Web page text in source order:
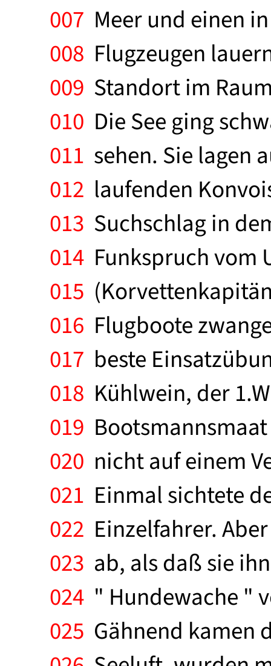
007 Meer und einen
008 Flugzeugen
009 Standort im
010 Die See ging
011 sehen. Sie lagen
012 laufenden
013 Suchschlag in
014 Funkspruch vom
015
016 Flugboote
017 beste
018 Kühlwein, der
019
020 nicht auf einem
021 Einmal sichtete
022 Einzelfahrer.
023 ab, als daß sie
024 " Hundewache "
025 Gähnend kamen